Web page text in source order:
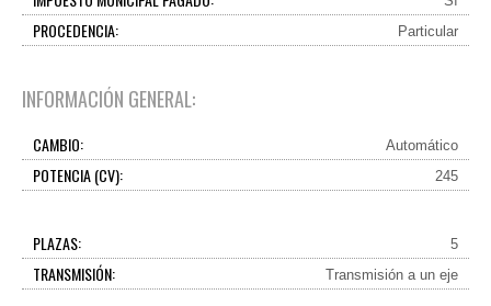
PROCEDENCIA: Particular
INFORMACIÓN GENERAL:
CAMBIO: Automático
POTENCIA (CV): 245
PLAZAS: 5
TRANSMISIÓN: Transmisión a un eje